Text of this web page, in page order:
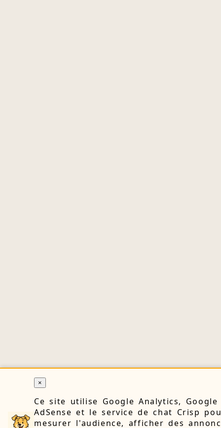
×
Ce site utilise Google Analytics, Google
AdSense et le service de chat Crisp
mesurer l'audience, afficher des